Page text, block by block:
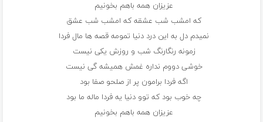
عزیزان همه باهم بخونیم
که امشب شب عشقه که امشب شب عشق
نمیدم دل به این درد دنیا تمومه قصه ها مال فردا
زمونه رنگارنگ شب و روزش یکی نیست
خوشی دووم نداره غمش همیشه گی نیست
اگه فردا برامون پر از صلحو صفا بود
چه خوب بود که توو دنیا یه فردا ماله ما بود
عزیزان همه باهم بخونیم